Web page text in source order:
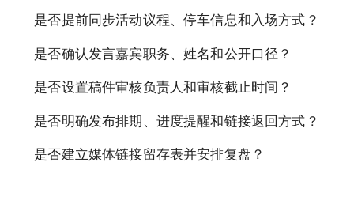
是否提前同步活动议程、停车信息和入场方式？
是否确认发言嘉宾职务、姓名和公开口径？
是否设置稿件审核负责人和审核截止时间？
是否明确发布排期、进度提醒和链接返回方式？
是否建立媒体链接留存表并安排复盘？